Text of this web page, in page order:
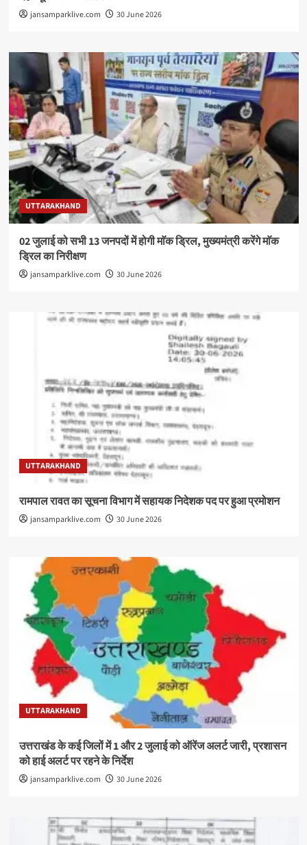
jansamparklive.com 30 June 2026
UTTARAKHAND
02 जुलाई को सभी 13 जनपदों में होगी माॅक ड्रिल, मुख्यमंत्री करेंगे माॅक
ड्रिल का निरीक्षण
jansamparklive.com 30 June 2026
UTTARAKHAND
रामपाल रावत का सूचना विभाग में सहायक निदेशक पद पर हुआ प्रमोशन
jansamparklive.com 30 June 2026
UTTARAKHAND
उत्तराखंड के कई जिलों में 1 और 2 जुलाई को ऑरेंज अलर्ट जारी, प्रशासन
को हाई अलर्ट पर रहने के निर्देश
jansamparklive.com 30 June 2026